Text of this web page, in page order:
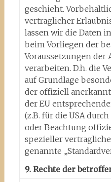
geschieht.
vertraglicher
lassen wir die Daten
beim Vorliegen der
Voraussetzungen der
verarbeiten. D.h. die
auf Grundlage
der offiziell
der EU
(z.B. für die USA
oder Beachtung
spezieller
genannte
9. Rechte der